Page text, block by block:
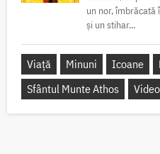
un nor,
și un stihar...
Viață Minuni Icoane
Sfântul Munte Athos
Video